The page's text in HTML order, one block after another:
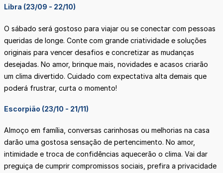
Libra (23/09 - 22/10)
O sábado será gostoso para viajar ou se conectar com pessoas
queridas de longe. Conte com grande criatividade e soluções
originais para vencer desafios e concretizar as mudanças
desejadas. No amor, brinque mais, novidades e acasos criarão
um clima divertido. Cuidado com expectativa alta demais que
poderá frustrar, curta o momento!
Escorpião (23/10 - 21/11)
Almoço em família, conversas carinhosas ou melhorias na casa
darão uma gostosa sensação de pertencimento. No amor,
intimidade e troca de confidências aquecerão o clima. Vai dar
preguiça de cumprir compromissos sociais, prefira a privacidade